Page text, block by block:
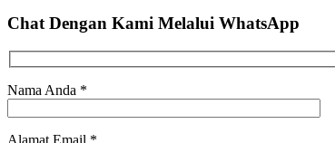
Chat Dengan Kami Melalui WhatsApp
Nama Anda *